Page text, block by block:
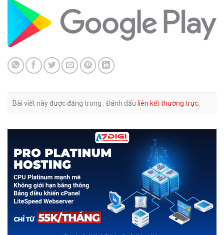
Bài viết này được đăng trong . Đánh dấu liên kết thường trực.